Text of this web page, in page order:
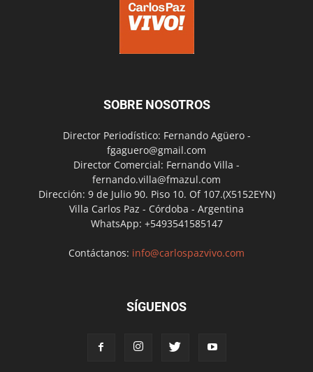
SOBRE NOSOTROS
Director Periodístico: Fernando Agüero -
fgaguero@gmail.com
Director Comercial: Fernando Villa -
fernando.villa@fmazul.com
Dirección: 9 de Julio 90. Piso 10. Of 107.(X5152EYN)
Villa Carlos Paz - Córdoba - Argentina
WhatsApp: +5493541585147
Contáctanos: info@carlospazvivo.com
SÍGUENOS